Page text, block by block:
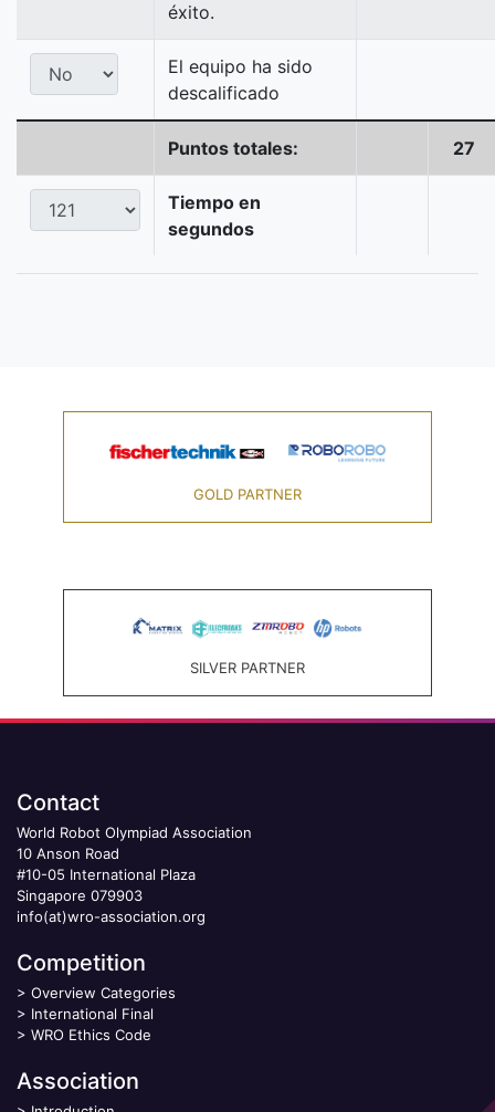
éxito.
El equipo ha sido
descalificado
Puntos totales: 27
Tiempo en
segundos
GOLD PARTNER
SILVER PARTNER
Contact
World Robot Olympiad Association
10 Anson Road
#10-05 International Plaza
Singapore 079903
info(at)wro-association.org
Competition
> Overview Categories
> International Final
> WRO Ethics Code
Association